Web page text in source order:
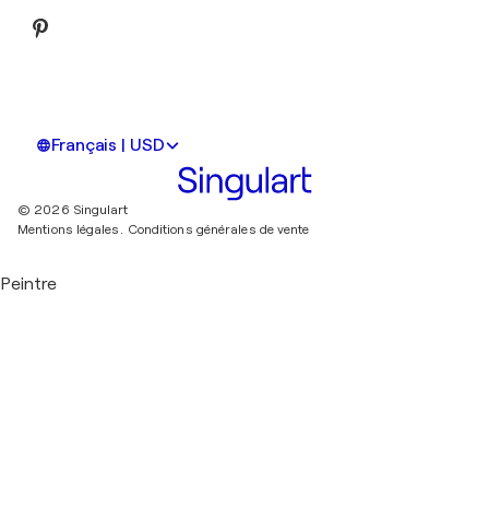
Français | USD
© 2026 Singulart
Mentions légales.
Conditions générales de vente
Peintre